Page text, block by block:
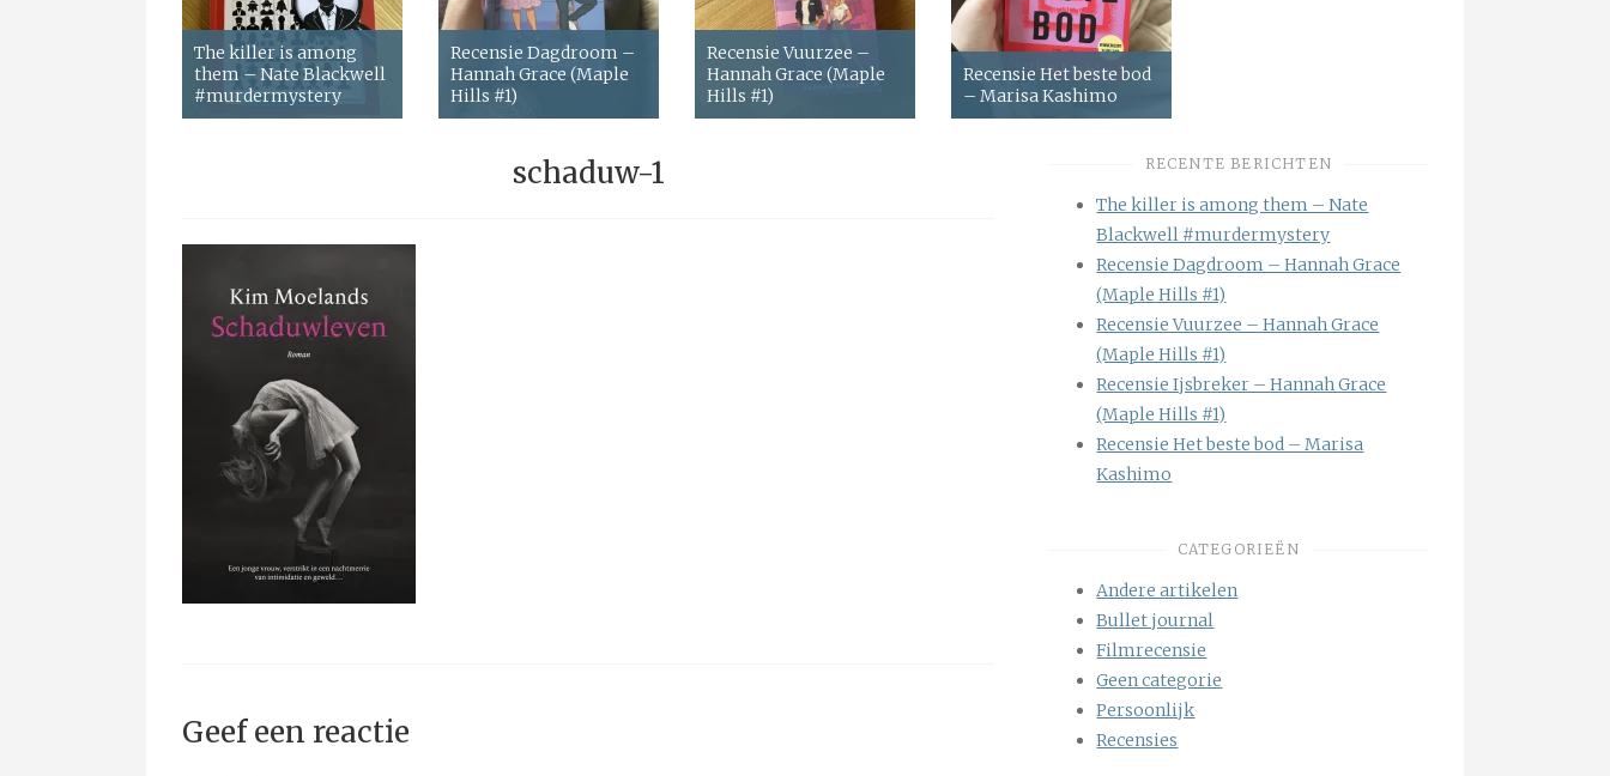
The killer is among
them – Nate Blackwell
#murdermystery
Recensie Dagdroom –
Hannah Grace (Maple
Hills #1)
Recensie Vuurzee –
Hannah Grace (Maple
Hills #1)
Recensie Het beste bod
– Marisa Kashimo
schaduw-1
Geef een reactie
RECENTE BERICHTEN
The killer is among them – Nate
Blackwell #murdermystery
Recensie Dagdroom – Hannah Grace
(Maple Hills #1)
Recensie Vuurzee – Hannah Grace
(Maple Hills #1)
Recensie Ijsbreker – Hannah Grace
(Maple Hills #1)
Recensie Het beste bod – Marisa
Kashimo
CATEGORIEËN
Andere artikelen
Bullet journal
Filmrecensie
Geen categorie
Persoonlijk
Recensies